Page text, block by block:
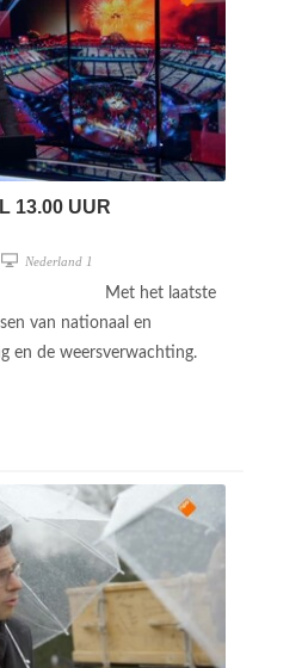
13.00 UUR
Nederland 1
Met het laatste
van nationaal en
en de weersverwachting.